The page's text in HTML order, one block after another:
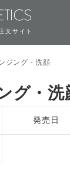
文サイト
ジング・洗顔
グ・洗
発売日